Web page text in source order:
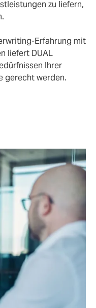
zu liefern,
Erfahrung mit
liefert DUAL
Ihrer
gerecht werden.